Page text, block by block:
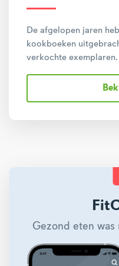
Gezond eten
De afgelopen jaren
kookboeken
verkochte exemplaren.